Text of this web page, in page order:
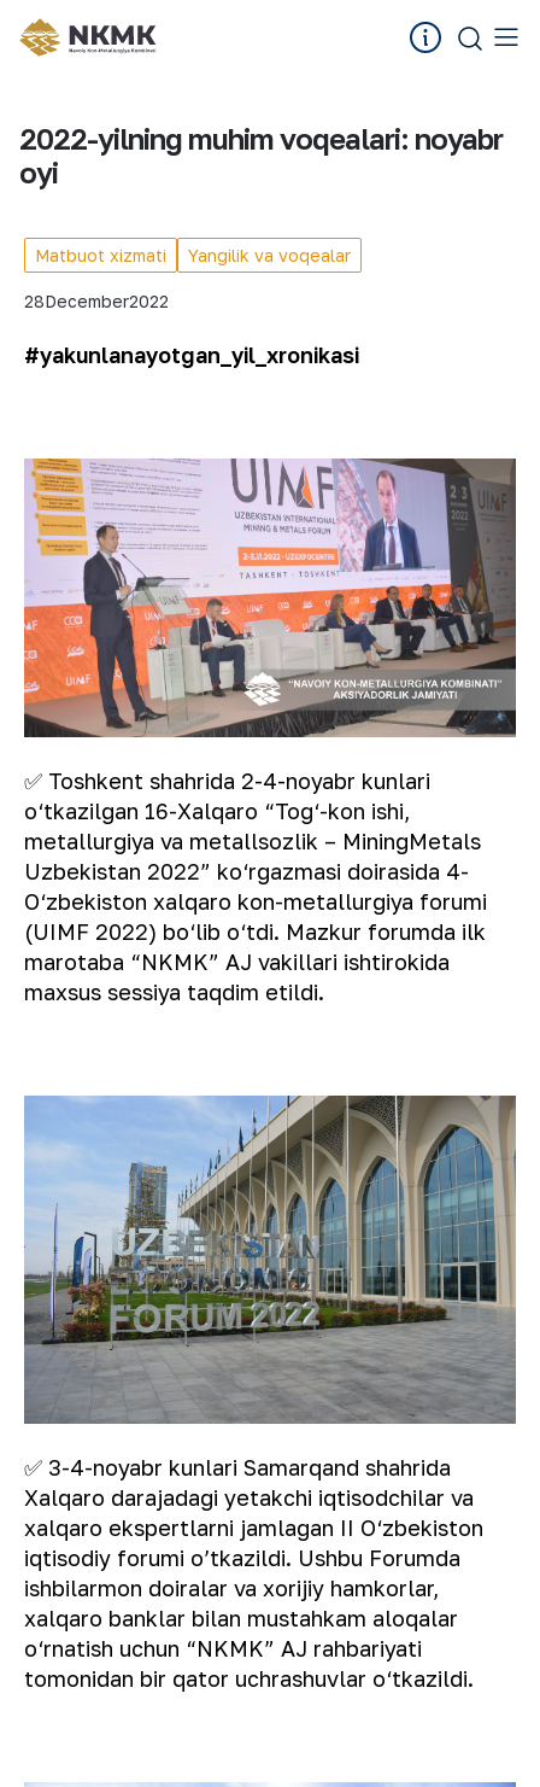
2022-yilning muhim voqealari: noyabr
oyi
Matbuot xizmati Yangilik va voqealar
28December2022
#yakunlanayotgan_yil_xronikasi
✅ Toshkent shahrida 2-4-noyabr kunlari
o‘tkazilgan 16-Xalqaro “Tog‘-kon ishi,
metallurgiya va metallsozlik – MiningMetals
Uzbekistan 2022” ko‘rgazmasi doirasida 4-
O‘zbekiston xalqaro kon-metallurgiya forumi
(UIMF 2022) bo‘lib o‘tdi. Mazkur forumda ilk
marotaba “NKMK” AJ vakillari ishtirokida
maxsus sessiya taqdim etildi.
✅ 3-4-noyabr kunlari Samarqand shahrida
Xalqaro darajadagi yetakchi iqtisodchilar va
xalqaro ekspertlarni jamlagan II O‘zbekiston
iqtisodiy forumi o’tkazildi. Ushbu Forumda
ishbilarmon doiralar va xorijiy hamkorlar,
xalqaro banklar bilan mustahkam aloqalar
o‘rnatish uchun “NKMK” AJ rahbariyati
tomonidan bir qator uchrashuvlar o‘tkazildi.